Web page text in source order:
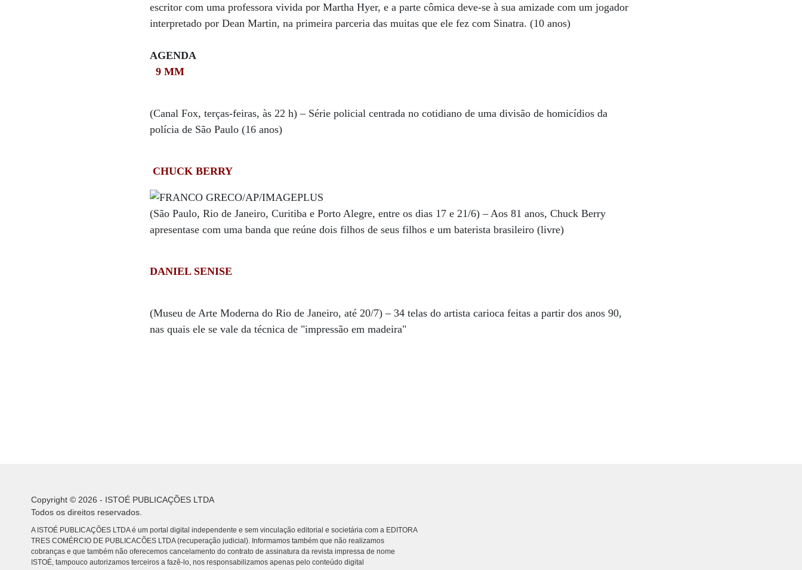
escritor com uma professora vivida por Martha Hyer, e a parte cômica deve-se à sua amizade com um jogador
interpretado por Dean Martin, na primeira parceria das muitas que ele fez com Sinatra. (10 anos)
AGENDA
9 MM
(Canal Fox, terças-feiras, às 22 h) – Série policial centrada no cotidiano de uma divisão de homicídios da
polícia de São Paulo (16 anos)
CHUCK BERRY
(São Paulo, Rio de Janeiro, Curitiba e Porto Alegre, entre os dias 17 e 21/6) – Aos 81 anos, Chuck Berry
apresentase com uma banda que reúne dois filhos de seus filhos e um baterista brasileiro (livre)
DANIEL SENISE
(Museu de Arte Moderna do Rio de Janeiro, até 20/7) – 34 telas do artista carioca feitas a partir dos anos 90,
nas quais ele se vale da técnica de "impressão em madeira"
Copyright © 2026 - ISTOÉ PUBLICAÇÕES LTDA
Todos os direitos reservados.
A ISTOÉ PUBLICAÇÕES LTDA é um portal digital independente e sem vinculação editorial e societária com a EDITORA
TRES COMÉRCIO DE PUBLICACÕES LTDA (recuperação judicial). Informamos também que não realizamos
cobranças e que também não oferecemos cancelamento do contrato de assinatura da revista impressa de nome
ISTOÉ, tampouco autorizamos terceiros a fazê-lo, nos responsabilizamos apenas pelo conteúdo digital